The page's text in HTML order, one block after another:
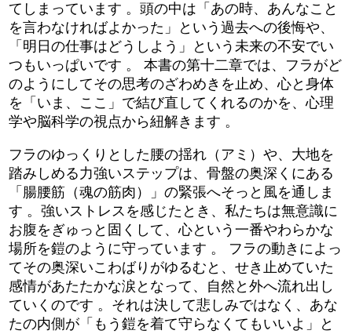
てしまっています 。頭の中は「あの時、あんなこと
を言わなければよかった」という過去への後悔や、
「明日の仕事はどうしよう」という未来の不安でい
つもいっぱいです 。 本書の第十二章では、フラがど
のようにしてその思考のざわめきを止め、心と身体
を「いま、ここ」で結び直してくれるのかを、心理
学や脳科学の視点から紐解きます 。
フラのゆっくりとした腰の揺れ（アミ）や、大地を
踏みしめる力強いステップは、骨盤の奥深くにある
「腸腰筋（魂の筋肉）」の緊張へそっと風を通しま
す 。強いストレスを感じたとき、私たちは無意識に
お腹をぎゅっと固くして、心という一番やわらかな
場所を鎧のように守っています 。 フラの動きによっ
てその奥深いこわばりがゆるむと、せき止めていた
感情があたたかな涙となって、自然と外へ流れ出し
ていくのです 。それは決して悲しみではなく、あな
たの内側が「もう鎧を着て守らなくてもいいよ」と